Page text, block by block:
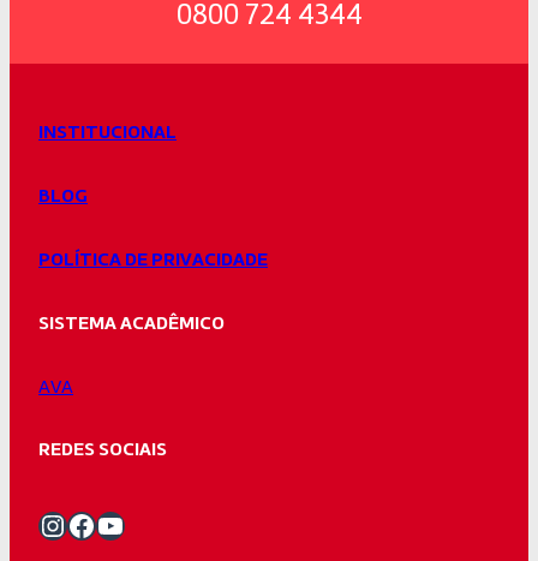
0800 724 4344
INSTITUCIONAL
BLOG
POLÍTICA DE PRIVACIDADE
SISTEMA ACADÊMICO
AVA
REDES SOCIAIS
Instagram Unifacvest Facebook Unifacvest Youtube Unifacvest